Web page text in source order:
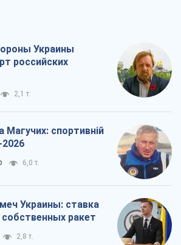
Украины
российских
2,1 т.
Магучих: спортивній
6,0 т.
Украины: ставка
ракет
2,8 т.